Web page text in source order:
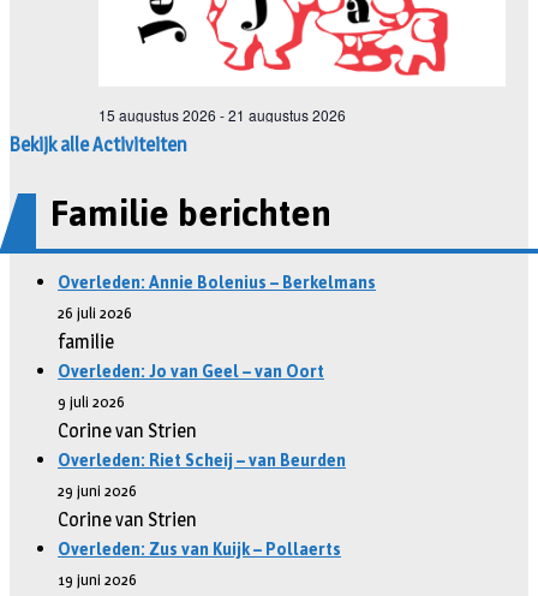
Bekijk alle Activiteiten
Familie berichten
Overleden: Annie Bolenius – Berkelmans
26 juli 2026
familie
Overleden: Jo van Geel – van Oort
9 juli 2026
Corine van Strien
Overleden: Riet Scheij – van Beurden
29 juni 2026
Corine van Strien
Overleden: Zus van Kuijk – Pollaerts
19 juni 2026